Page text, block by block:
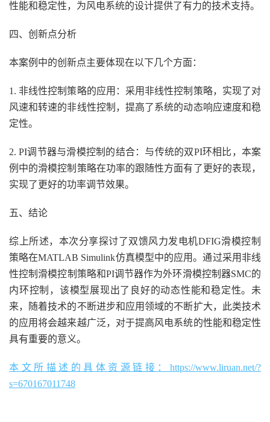
性能和稳定性，为风电系统的设计提供了有力的技术支持。
四、创新点分析
本案例中的创新点主要体现在以下几个方面：
1. 非线性控制策略的应用：采用非线性控制策略，实现了对
风速和转速的非线性控制，提高了系统的动态响应速度和稳
定性。
2. PI调节器与滑模控制的结合：与传统的双PI环相比，本案
例中的滑模控制策略在功率的跟随性方面有了更好的表现，
实现了更好的功率调节效果。
五、结论
综上所述，本次分享探讨了双馈风力发电机DFIG滑模控制
策略在MATLAB Simulink仿真模型中的应用。通过采用非线
性控制滑模控制策略和PI调节器作为外环滑模控制器SMC的
内环控制，该模型展现出了良好的动态性能和稳定性。未
来，随着技术的不断进步和应用领域的不断扩大，此类技术
的应用将会越来越广泛，对于提高风电系统的性能和稳定性
具有重要的意义。
本文所描述的具体资源链接：https://www.liruan.net/?
s=670167011748